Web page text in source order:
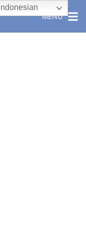
MENU
Indonesian